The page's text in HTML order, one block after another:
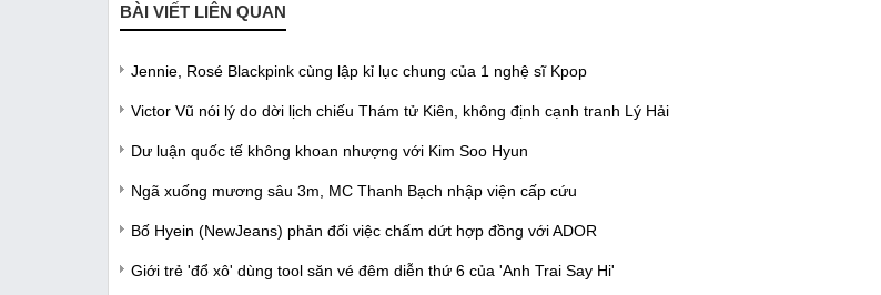
BÀI VIẾT LIÊN QUAN
Jennie, Rosé Blackpink cùng lập kỉ lục chung của 1 nghệ sĩ Kpop
Victor Vũ nói lý do dời lịch chiếu Thám tử Kiên, không định cạnh tranh Lý Hải
Dư luận quốc tế không khoan nhượng với Kim Soo Hyun
Ngã xuống mương sâu 3m, MC Thanh Bạch nhập viện cấp cứu
Bố Hyein (NewJeans) phản đối việc chấm dứt hợp đồng với ADOR
Giới trẻ 'đổ xô' dùng tool săn vé đêm diễn thứ 6 của 'Anh Trai Say Hi'